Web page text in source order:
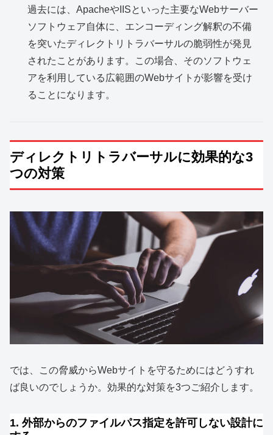
過去には、ApacheやIISといった主要なWebサーバー
ソフトウェア自体に、エンコーディング解釈の不備
を突いたディレクトリトラバーサルの脆弱性が発見
されたことがあります。この場合、そのソフトウェ
アを利用している広範囲のWebサイトが影響を受け
ることになります。
ディレクトリトラバーサルに効果的な3
つの対策
では、この脅威からWebサイトを守るためにはどうすれ
ば良いのでしょうか。効果的な対策を3つご紹介します。
1. 外部からのファイルパス指定を許可しない設計に